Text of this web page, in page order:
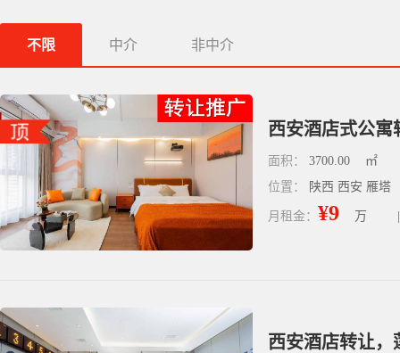
不限 中介 非中介
西安酒店式公寓
面积： 3700.00
㎡
位置：
陕西 西安 雁塔
月租金： ¥9 万
西安酒店转让，